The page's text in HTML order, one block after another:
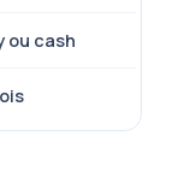
ou cash